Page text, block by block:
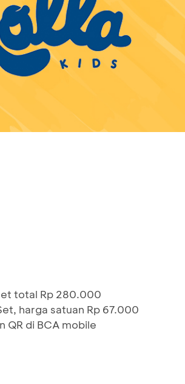
total Rp 280.000
harga satuan Rp 67.000
QR di BCA mobile